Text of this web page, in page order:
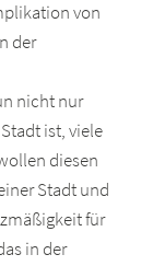
von
der
nicht nur
ist, viele
diesen
Stadt und
für
in der